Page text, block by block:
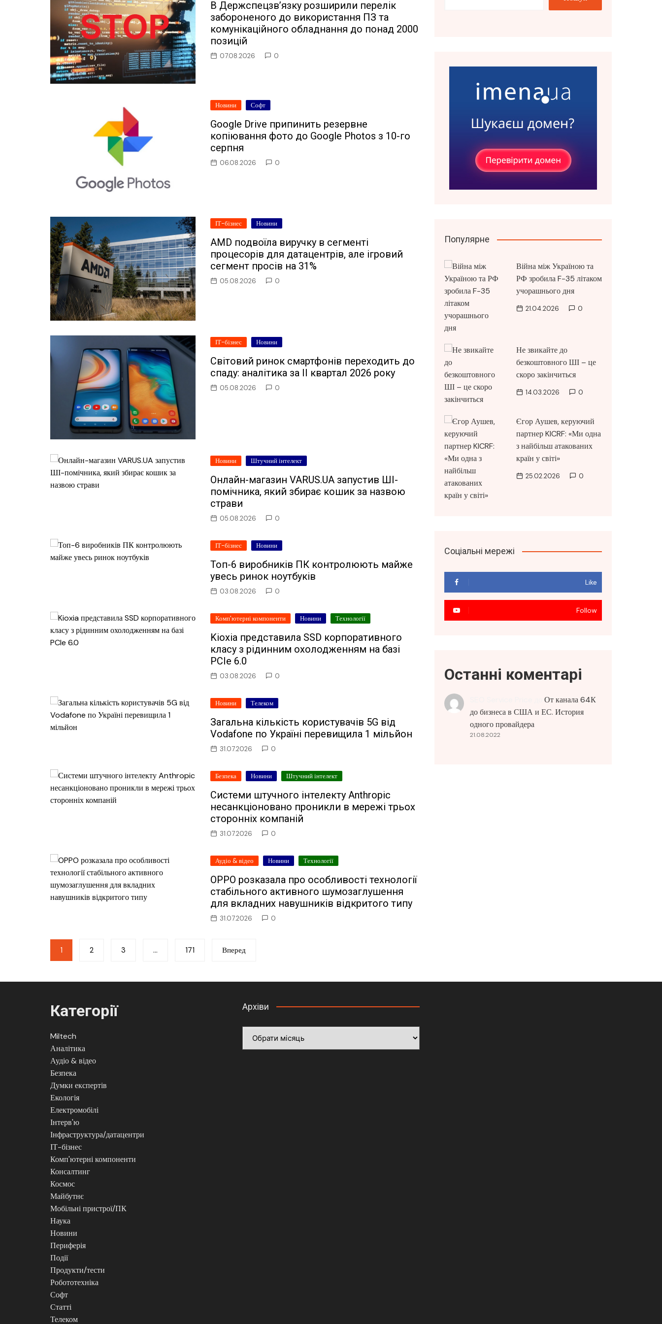
ІТ-бізнес
Консалтинг
Майбутнє
Мобільні пристрої/ПК
Софт
Телеком
Фінтех
В Держспецзв’язку розширили перелік
забороненого до використання ПЗ та
комунікаційного обладнання до понад 2000
позицій
07.08.2026 0
Новини Софт
Google Drive припинить резервне
копіювання фото до Google Photos з 10-го
серпня
06.08.2026 0
ІТ-бізнес Новини
AMD подвоїла виручку в сегменті
процесорів для датацентрів, але ігровий
сегмент просів на 31%
05.08.2026 0
ІТ-бізнес Новини
Світовий ринок смартфонів переходить до
спаду: аналітика за II квартал 2026 року
05.08.2026 0
Новини Штучний інтелект
Онлайн-магазин VARUS.UA запустив ШІ-
помічника, який збирає кошик за назвою
страви
05.08.2026 0
ІТ-бізнес Новини
Топ-6 виробників ПК контролюють майже
увесь ринок ноутбуків
03.08.2026 0
Комп'ютерні компоненти Новини Технології
Kioxia представила SSD корпоративного
класу з рідинним охолодженням на базі
PCIe 6.0
03.08.2026 0
Новини Телеком
Загальна кількість користувачів 5G від
Vodafone по Україні перевищила 1 мільйон
31.07.2026 0
Безпека Новини Штучний інтелект
Системи штучного інтелекту Anthropic
несанкціоновано проникли в мережі трьох
сторонніх компаній
31.07.2026 0
Аудіо & відео Новини Технології
OPPO розказала про особливості технології
стабільного активного шумозаглушення
для вкладних навушників відкритого типу
31.07.2026 0
Пагінація
записів
1 2 3 … 171 Вперед
Популярне
Війна між Україною та
РФ зробила F-35 літаком
учорашнього дня
21.04.2026 0
Не звикайте до
безкоштовного ШІ – це
скоро закінчиться
14.03.2026 0
Єгор Аушев, керуючий
партнер KICRF: «Ми одна
з найбільш атакованих
країн у світі»
25.02.2026 0
Соціальні мережі
Like
Follow
Останні коментарі
От канала 64К
до бизнеса в США и ЕС. История
одного провайдера
21.08.2022
Категорії
Miltech
Аналітика
Аудіо & відео
Безпека
Думки експертів
Екологія
Електромобілі
Інтерв'ю
Інфраструктура/датацентри
ІТ-бізнес
Комп'ютерні компоненти
Консалтинг
Космос
Майбутнє
Мобільні пристрої/ПК
Наука
Новини
Периферія
Події
Продукти/тести
Робототехніка
Софт
Статті
Телеком
Архіви